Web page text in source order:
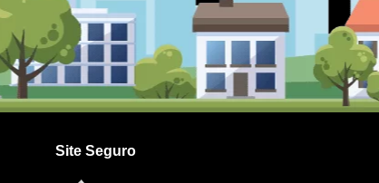
Site Seguro